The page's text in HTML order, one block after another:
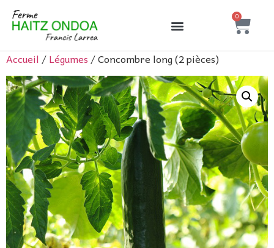
0
Accueil/Légumes/ Concombre long (2 pièces)